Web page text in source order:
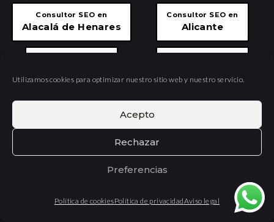
Utilizamos cookies para optimizar nuestro sitio web y nuestro servicio.
Acepto
Rechazar
Preferencias
Política de cookiesPolítica de privacidadAviso legal
Consultor SEO en
Alacalá de Henares
Consultor SEO en
Alicante
Bilbao
Consultor SEO en
Cáceres